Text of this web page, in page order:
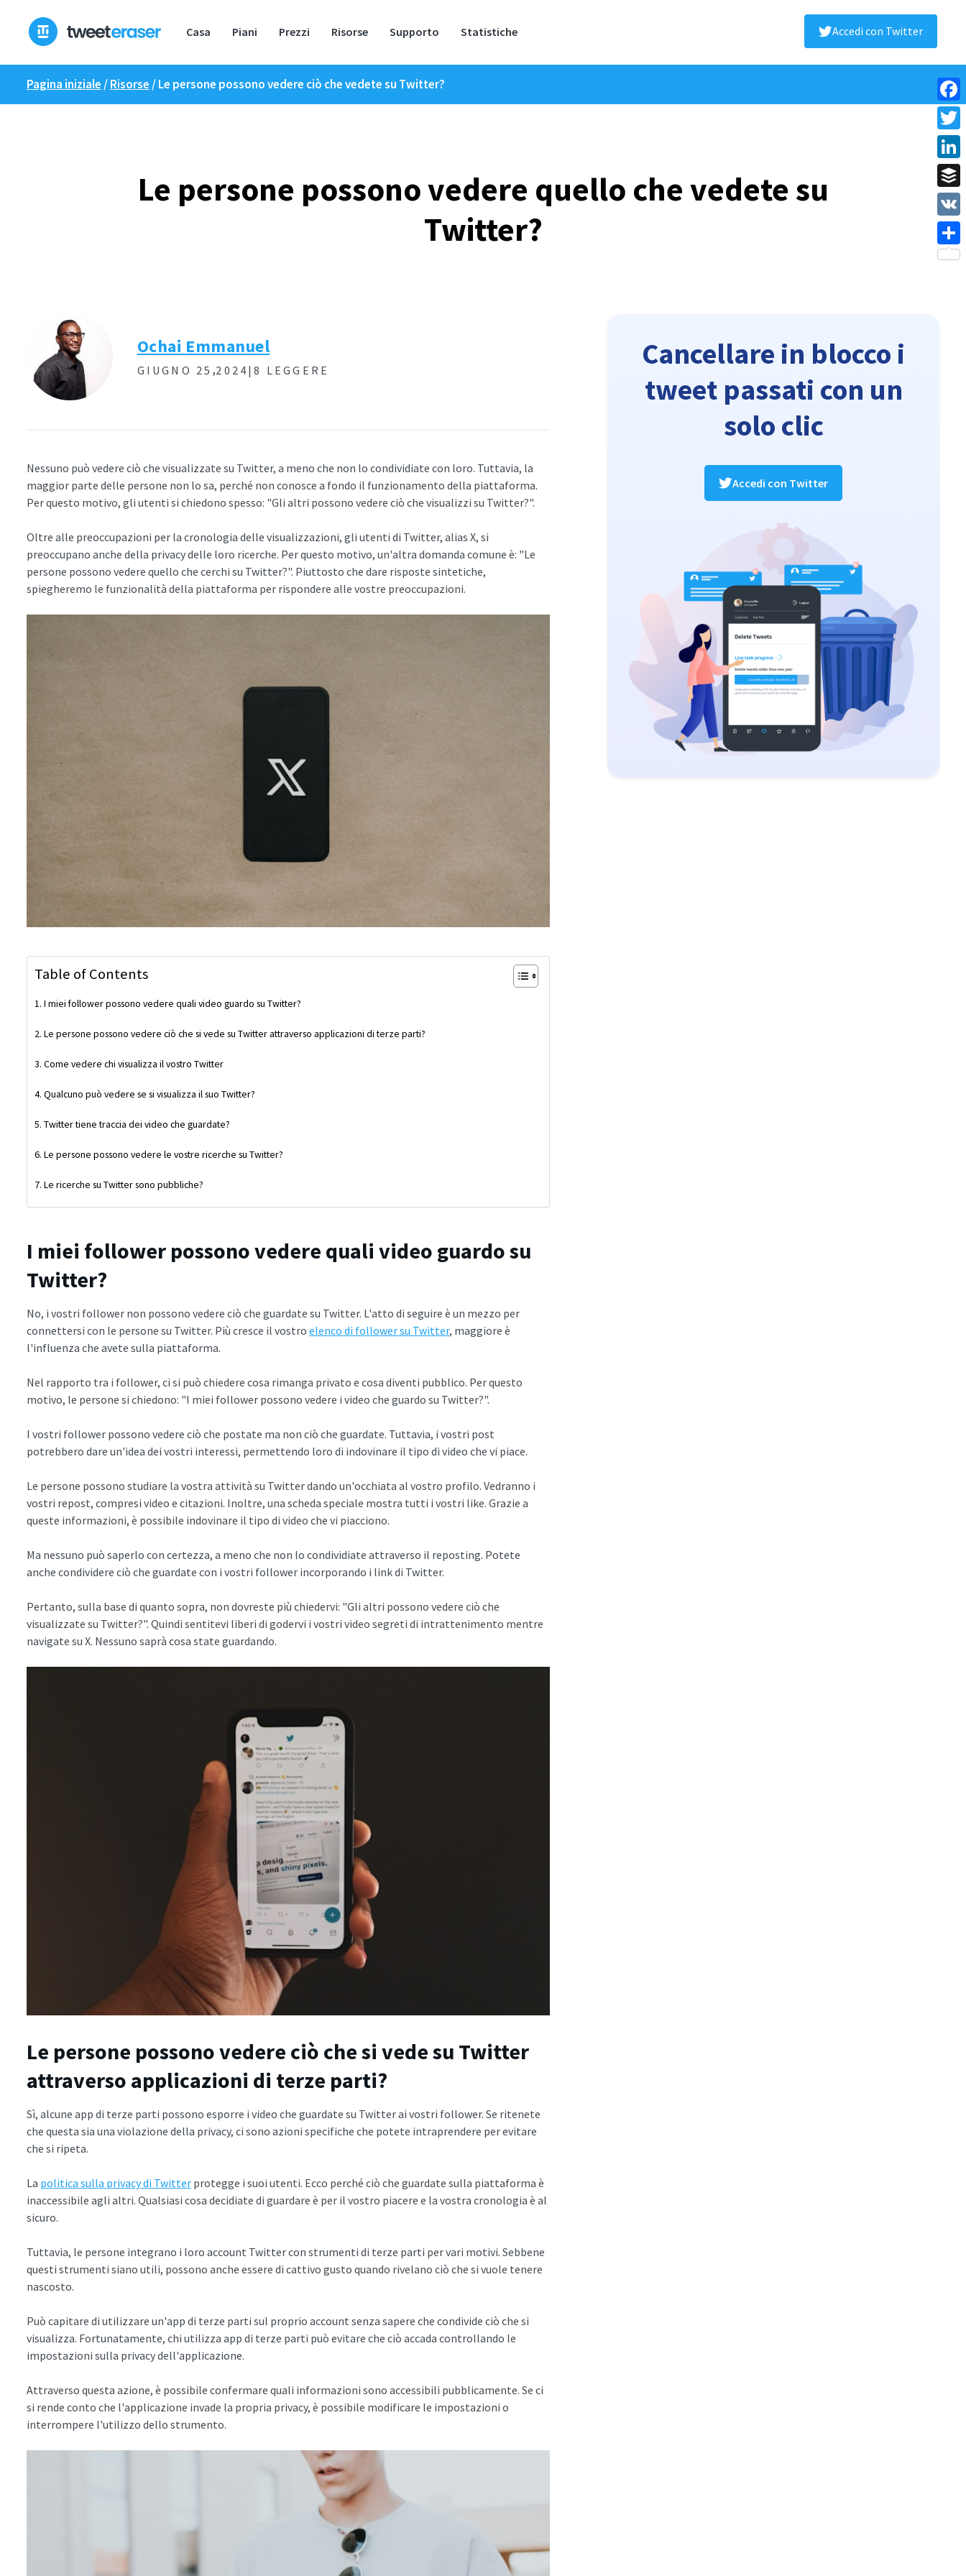
content
Casa Piani Prezzi Risorse Supporto Statistiche Accedi con Twitter
Pagina iniziale /Risorse /Le persone possono vedere ciò che vedete su Twitter?
Le persone possono vedere quello che vedete su
Twitter?
Ochai Emmanuel
GIUGNO 25 ,2024|8 LEGGERE
Nessuno può vedere ciò che visualizzate su Twitter, a meno che non lo condividiate con loro. Tuttavia, la
maggior parte delle persone non lo sa, perché non conosce a fondo il funzionamento della piattaforma.
Per questo motivo, gli utenti si chiedono spesso: "Gli altri possono vedere ciò che visualizzi su Twitter?".
Oltre alle preoccupazioni per la cronologia delle visualizzazioni, gli utenti di Twitter, alias X, si
preoccupano anche della privacy delle loro ricerche. Per questo motivo, un'altra domanda comune è: "Le
persone possono vedere quello che cerchi su Twitter?". Piuttosto che dare risposte sintetiche,
spiegheremo le funzionalità della piattaforma per rispondere alle vostre preoccupazioni.
Table of Contents
I miei follower possono vedere quali video guardo su Twitter?
Le persone possono vedere ciò che si vede su Twitter attraverso applicazioni di terze parti?
Come vedere chi visualizza il vostro Twitter
Qualcuno può vedere se si visualizza il suo Twitter?
Twitter tiene traccia dei video che guardate?
Le persone possono vedere le vostre ricerche su Twitter?
Le ricerche su Twitter sono pubbliche?
I miei follower possono vedere quali video guardo su
Twitter?
No, i vostri follower non possono vedere ciò che guardate su Twitter. L'atto di seguire è un mezzo per
connettersi con le persone su Twitter. Più cresce il vostro elenco di follower su Twitter, maggiore è
l'influenza che avete sulla piattaforma.
Nel rapporto tra i follower, ci si può chiedere cosa rimanga privato e cosa diventi pubblico. Per questo
motivo, le persone si chiedono: "I miei follower possono vedere i video che guardo su Twitter?".
I vostri follower possono vedere ciò che postate ma non ciò che guardate. Tuttavia, i vostri post
potrebbero dare un'idea dei vostri interessi, permettendo loro di indovinare il tipo di video che vi piace.
Le persone possono studiare la vostra attività su Twitter dando un'occhiata al vostro profilo. Vedranno i
vostri repost, compresi video e citazioni. Inoltre, una scheda speciale mostra tutti i vostri like. Grazie a
queste informazioni, è possibile indovinare il tipo di video che vi piacciono.
Ma nessuno può saperlo con certezza, a meno che non lo condividiate attraverso il reposting. Potete
anche condividere ciò che guardate con i vostri follower incorporando i link di Twitter.
Pertanto, sulla base di quanto sopra, non dovreste più chiedervi: "Gli altri possono vedere ciò che
visualizzate su Twitter?". Quindi sentitevi liberi di godervi i vostri video segreti di intrattenimento mentre
navigate su X. Nessuno saprà cosa state guardando.
Le persone possono vedere ciò che si vede su Twitter
attraverso applicazioni di terze parti?
Sì, alcune app di terze parti possono esporre i video che guardate su Twitter ai vostri follower. Se ritenete
che questa sia una violazione della privacy, ci sono azioni specifiche che potete intraprendere per evitare
che si ripeta.
La politica sulla privacy di Twitter protegge i suoi utenti. Ecco perché ciò che guardate sulla piattaforma è
inaccessibile agli altri. Qualsiasi cosa decidiate di guardare è per il vostro piacere e la vostra cronologia è al
sicuro.
Tuttavia, le persone integrano i loro account Twitter con strumenti di terze parti per vari motivi. Sebbene
questi strumenti siano utili, possono anche essere di cattivo gusto quando rivelano ciò che si vuole tenere
nascosto.
Può capitare di utilizzare un'app di terze parti sul proprio account senza sapere che condivide ciò che si
visualizza. Fortunatamente, chi utilizza app di terze parti può evitare che ciò accada controllando le
impostazioni sulla privacy dell'applicazione.
Attraverso questa azione, è possibile confermare quali informazioni sono accessibili pubblicamente. Se ci
si rende conto che l'applicazione invade la propria privacy, è possibile modificare le impostazioni o
interrompere l'utilizzo dello strumento.
Cancellare in blocco i
tweet passati con un
solo clic
Accedi con Twitter
VK